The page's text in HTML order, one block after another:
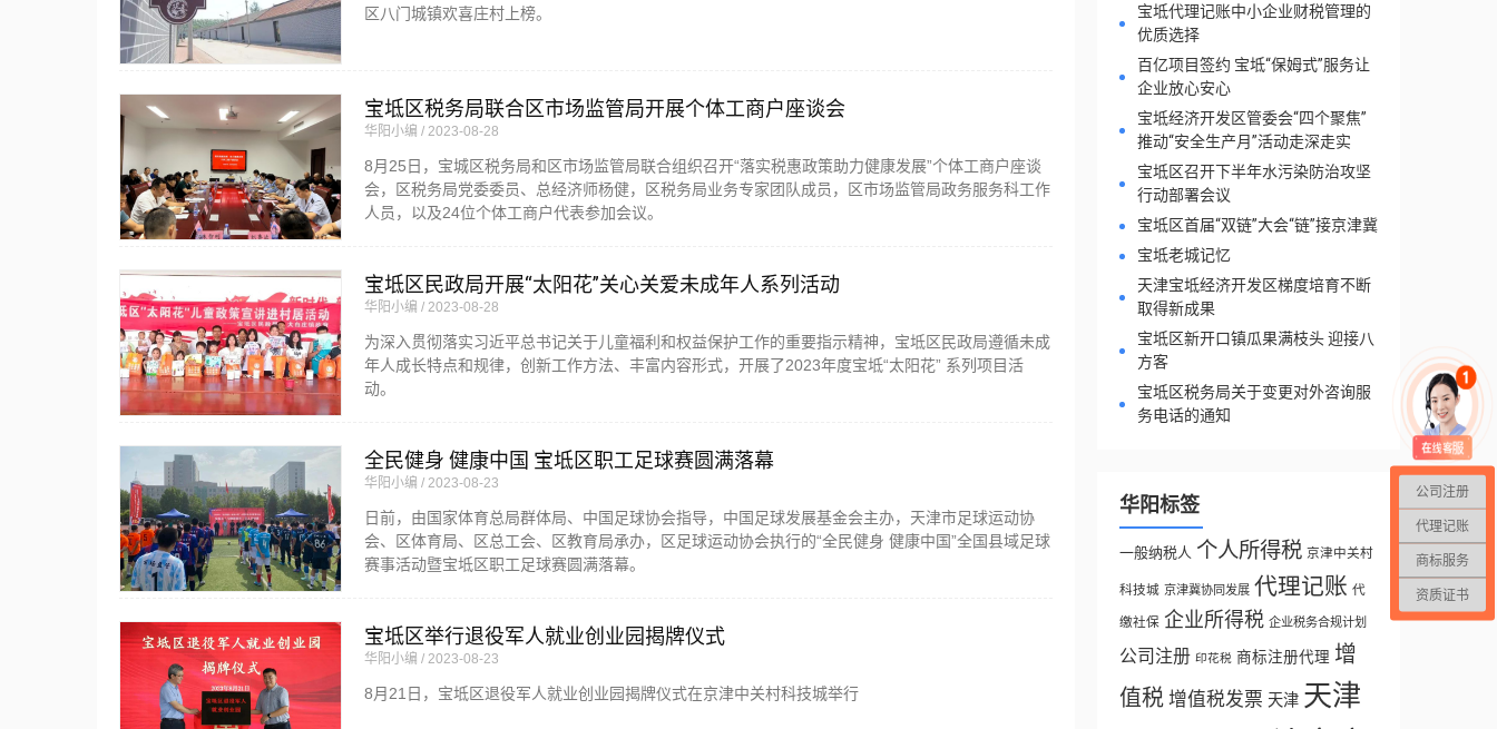
区八门城镇欢喜庄村上榜。
宝坻区税务局联合区市场监管局开展个体工商户座谈会
华阳小编 2023-08-28
8月25日，宝城区税务局和区市场监管局联合组织召开“落实税惠政策助力健康发展”个体工商户座谈
会，区税务局党委委员、总经济师杨健，区税务局业务专家团队成员，区市场监管局政务服务科工作
人员，以及24位个体工商户代表参加会议。
宝坻区民政局开展“太阳花”关心关爱未成年人系列活动
华阳小编 2023-08-28
为深入贯彻落实习近平总书记关于儿童福利和权益保护工作的重要指示精神，宝坻区民政局遵循未成
年人成长特点和规律，创新工作方法、丰富内容形式，开展了2023年度宝坻“太阳花” 系列项目活
动。
全民健身 健康中国 宝坻区职工足球赛圆满落幕
华阳小编 2023-08-23
日前，由国家体育总局群体局、中国足球协会指导，中国足球发展基金会主办，天津市足球运动协
会、区体育局、区总工会、区教育局承办，区足球运动协会执行的“全民健身 健康中国”全国县域足球
赛事活动暨宝坻区职工足球赛圆满落幕。
宝坻区举行退役军人就业创业园揭牌仪式
华阳小编 2023-08-23
8月21日，宝坻区退役军人就业创业园揭牌仪式在京津中关村科技城举行
宝坻代理记账中小企业财税管理的
优质选择
百亿项目签约 宝坻“保姆式”服务让
企业放心安心
宝坻经济开发区管委会“四个聚焦”
推动“安全生产月”活动走深走实
宝坻区召开下半年水污染防治攻坚
行动部署会议
宝坻区首届“双链”大会“链”接京津冀
宝坻老城记忆
天津宝坻经济开发区梯度培育不断
取得新成果
宝坻区新开口镇瓜果满枝头 迎接八
方客
宝坻区税务局关于变更对外咨询服
务电话的通知
华阳标签
一般纳税人 个人所得税 京津中关村
科技城 京津冀协同发展 代理记账 代
缴社保 企业所得税 企业税务合规计划
公司注册 印花税 商标注册代理 增
值税 增值税发票 天津 天津
公司注册
代理记账
商标服务
资质证书